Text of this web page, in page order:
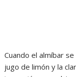
Cuando el almíbar
jugo de limón y la